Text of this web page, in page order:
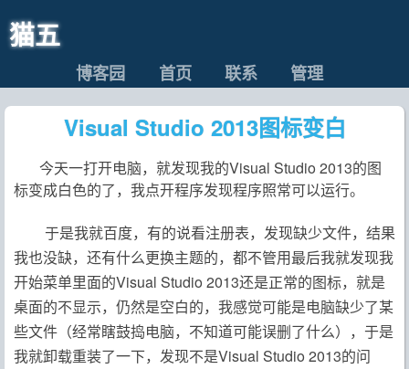
猫五
博客园 首页 联系 管理
Visual Studio 2013图标变白
今天一打开电脑，就发现我的Visual Studio 2013的图
标变成白色的了，我点开程序发现程序照常可以运行。
于是我就百度，有的说看注册表，发现缺少文件，结果
我也没缺，还有什么更换主题的，都不管用最后我就发现我
开始菜单里面的Visual Studio 2013还是正常的图标，就是
桌面的不显示，仍然是空白的，我感觉可能是电脑缺少了某
些文件（经常瞎鼓捣电脑，不知道可能误删了什么），于是
我就卸载重装了一下，发现不是Visual Studio 2013的问